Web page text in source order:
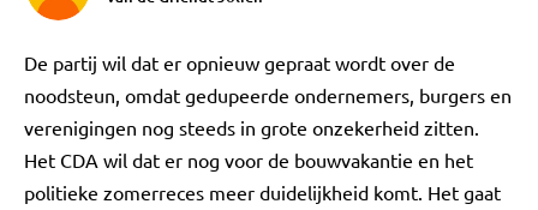
De partij wil dat er opnieuw gepraat wordt over de
noodsteun, omdat gedupeerde ondernemers, burgers en
verenigingen nog steeds in grote onzekerheid zitten.
Het CDA wil dat er nog voor de bouwvakantie en het
politieke zomerreces meer duidelijkheid komt. Het gaat